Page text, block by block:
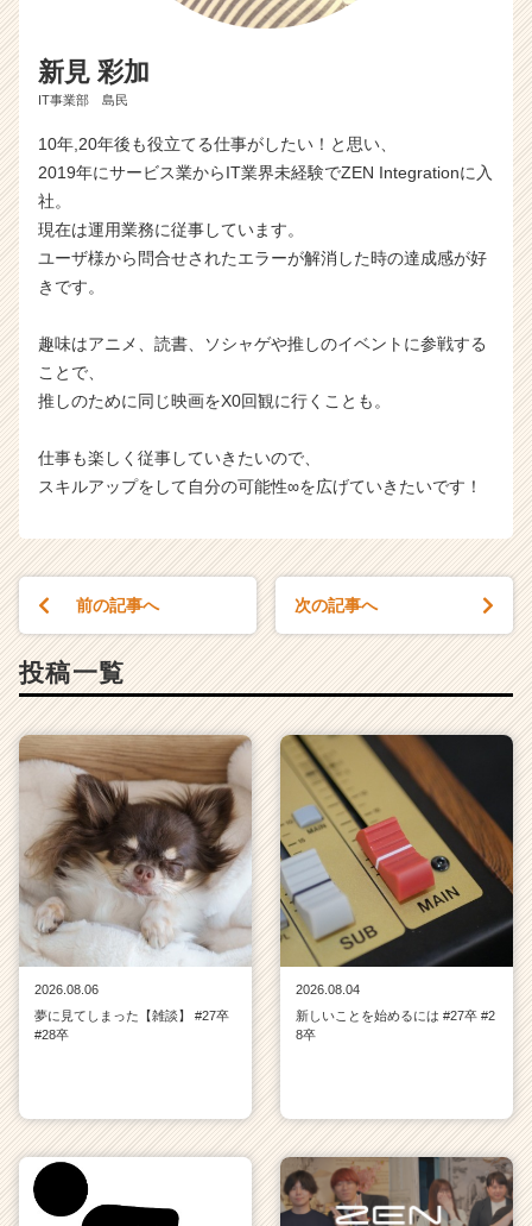
新見 彩加
IT事業部 島民
10年,20年後も役立てる仕事がしたい！と思い、
2019年にサービス業からIT業界未経験でZEN Integrationに入
社。
現在は運用業務に従事しています。
ユーザ様から問合せされたエラーが解消した時の達成感が好
きです。
趣味はアニメ、読書、ソシャゲや推しのイベントに参戦する
ことで、
推しのために同じ映画をX0回観に行くことも。
仕事も楽しく従事していきたいので、
スキルアップをして自分の可能性∞を広げていきたいです！
前の記事へ 次の記事へ
投稿一覧
2026.08.06
夢に見てしまった【雑談】 #27卒
#28卒
2026.08.04
新しいことを始めるには #27卒 #2
8卒